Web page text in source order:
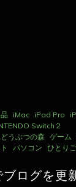
iMac iPad Pro
Switch２
うぶつの森 ゲーム
パソコン ひとり
ログを更